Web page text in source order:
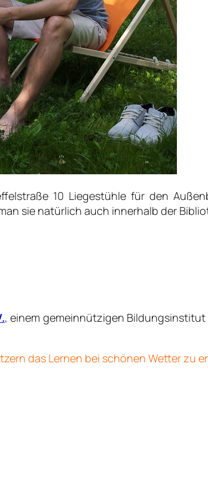
10 Liegestühle für den
sie natürlich auch innerhalb der
, einem gemeinnützigen
das Lernen bei schönen Wetter zu